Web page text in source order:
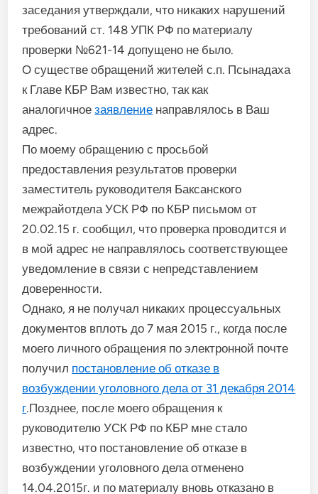
заседания утверждали, что никаких нарушений
требований ст. 148 УПК РФ по материалу
проверки №621-14 допущено не было.
О существе обращений жителей с.п. Псынадаха
к Главе КБР Вам известно, так как
аналогичноезаявление направлялось в Ваш
адрес.
По моему обращению с просьбой
предоставления результатов проверки
заместитель руководителя Баксанского
межрайотдела УСК РФ по КБР письмом от
20.02.15 г. сообщил, что проверка проводится и
в мой адрес не направлялось соответствующее
уведомление в связи с непредставлением
доверенности.
Однако, я не получал никаких процессуальных
документов вплоть до 7 мая 2015 г., когда после
моего личного обращения по электронной почте
получил постановление об отказе в
возбуждении уголовного дела от 31 декабря 2014
г.Позднее, после моего обращения к
руководителю УСК РФ по КБР мне стало
известно, что постановление об отказе в
возбуждении уголовного дела отменено
14.04.2015г. и по материалу вновь отказано в